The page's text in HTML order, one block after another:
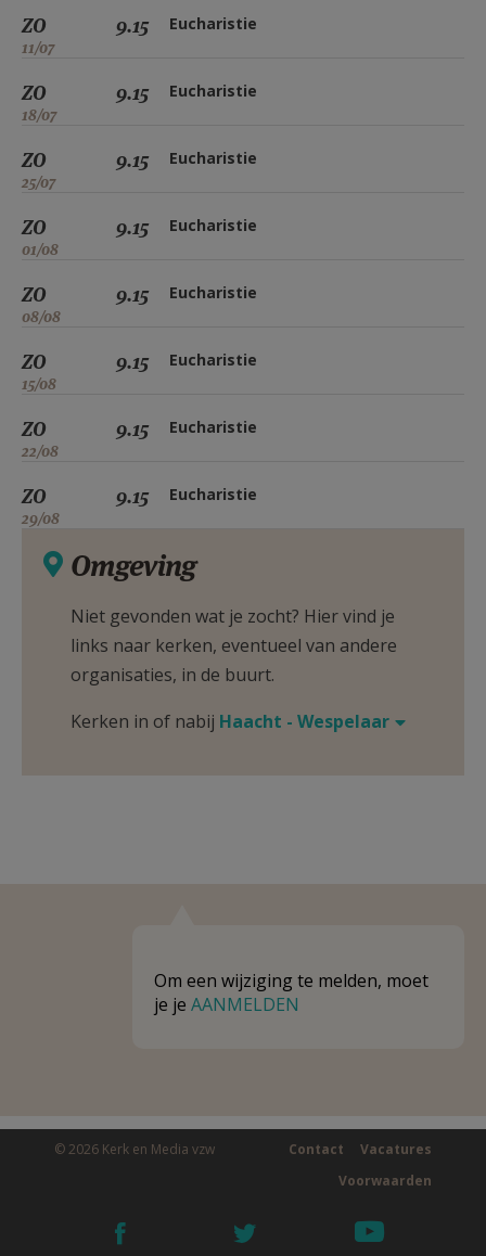
ZO
11/07
9.15 Eucharistie
ZO
18/07
9.15 Eucharistie
ZO
25/07
9.15 Eucharistie
ZO
01/08
9.15 Eucharistie
ZO
08/08
9.15 Eucharistie
ZO
15/08
9.15 Eucharistie
ZO
22/08
9.15 Eucharistie
ZO
29/08
9.15 Eucharistie
Omgeving
Niet gevonden wat je zocht? Hier vind je
links naar kerken, eventueel van andere
organisaties, in de buurt.
Kerken in of nabij Haacht - Wespelaar
Om een wijziging te melden, moet
je je AANMELDEN
© 2026 Kerk en Media vzw Vacatures
Contact
Voorwaarden